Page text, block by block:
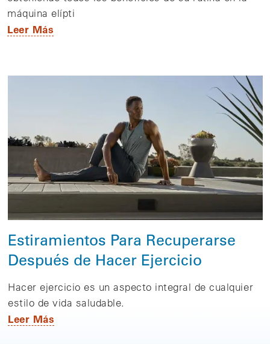
máquina elípti
Leer Más
Estiramientos Para Recuperarse
Después de Hacer Ejercicio
Hacer ejercicio es un aspecto integral de cualquier
estilo de vida saludable.
Leer Más